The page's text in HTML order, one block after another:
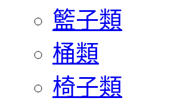
籃子類
桶類
椅子類